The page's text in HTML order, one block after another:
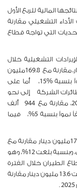
المالية للربع الأول
الأداء التشغيلي مقارنة
استمرار التحديات التي تواجه قطاع
التشغيلية خلال
مقارنة مع 169.8مليون
بنسبة15%، أما على
الشركة إلى نحو
944 ألف
5%، فيما
مليون دينار مقارنة مع
وبنسبة بلغت12%، وهو
الطيران خلال الفترة
وعليه سجلت الشركة خسارة صافية بلغت 13.6 مليون دينار مقارنة